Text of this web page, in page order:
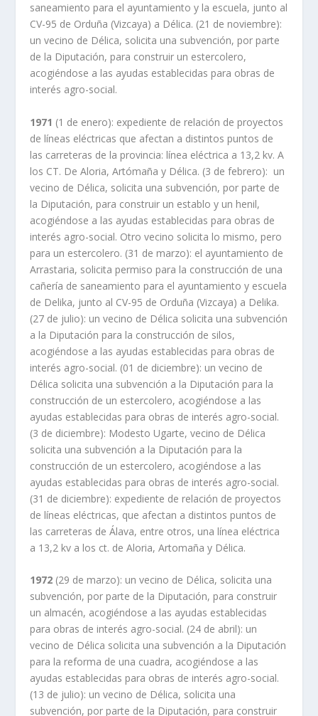
saneamiento para el ayuntamiento y la escuela, junto al
CV-95 de Orduña (Vizcaya) a Délica. (21 de noviembre):
un vecino de Délica, solicita una subvención, por parte
de la Diputación, para construir un estercolero,
acogiéndose a las ayudas establecidas para obras de
interés agro-social.
1971 (1 de enero): expediente de relación de proyectos
de líneas eléctricas que afectan a distintos puntos de
las carreteras de la provincia: línea eléctrica a 13,2 kv. A
los CT. De Aloria, Artómaña y Délica. (3 de febrero): un
vecino de Délica, solicita una subvención, por parte de
la Diputación, para construir un establo y un henil,
acogiéndose a las ayudas establecidas para obras de
interés agro-social. Otro vecino solicita lo mismo, pero
para un estercolero. (31 de marzo): el ayuntamiento de
Arrastaria, solicita permiso para la construcción de una
cañería de saneamiento para el ayuntamiento y escuela
de Delika, junto al CV-95 de Orduña (Vizcaya) a Delika.
(27 de julio): un vecino de Délica solicita una subvención
a la Diputación para la construcción de silos,
acogiéndose a las ayudas establecidas para obras de
interés agro-social. (01 de diciembre): un vecino de
Délica solicita una subvención a la Diputación para la
construcción de un estercolero, acogiéndose a las
ayudas establecidas para obras de interés agro-social.
(3 de diciembre): Modesto Ugarte, vecino de Délica
solicita una subvención a la Diputación para la
construcción de un estercolero, acogiéndose a las
ayudas establecidas para obras de interés agro-social.
(31 de diciembre): expediente de relación de proyectos
de líneas eléctricas, que afectan a distintos puntos de
las carreteras de Álava, entre otros, una línea eléctrica
a 13,2 kv a los ct. de Aloria, Artomaña y Délica.
1972 (29 de marzo): un vecino de Délica, solicita una
subvención, por parte de la Diputación, para construir
un almacén, acogiéndose a las ayudas establecidas
para obras de interés agro-social. (24 de abril): un
vecino de Délica solicita una subvención a la Diputación
para la reforma de una cuadra, acogiéndose a las
ayudas establecidas para obras de interés agro-social.
(13 de julio): un vecino de Délica, solicita una
subvención, por parte de la Diputación, para construir